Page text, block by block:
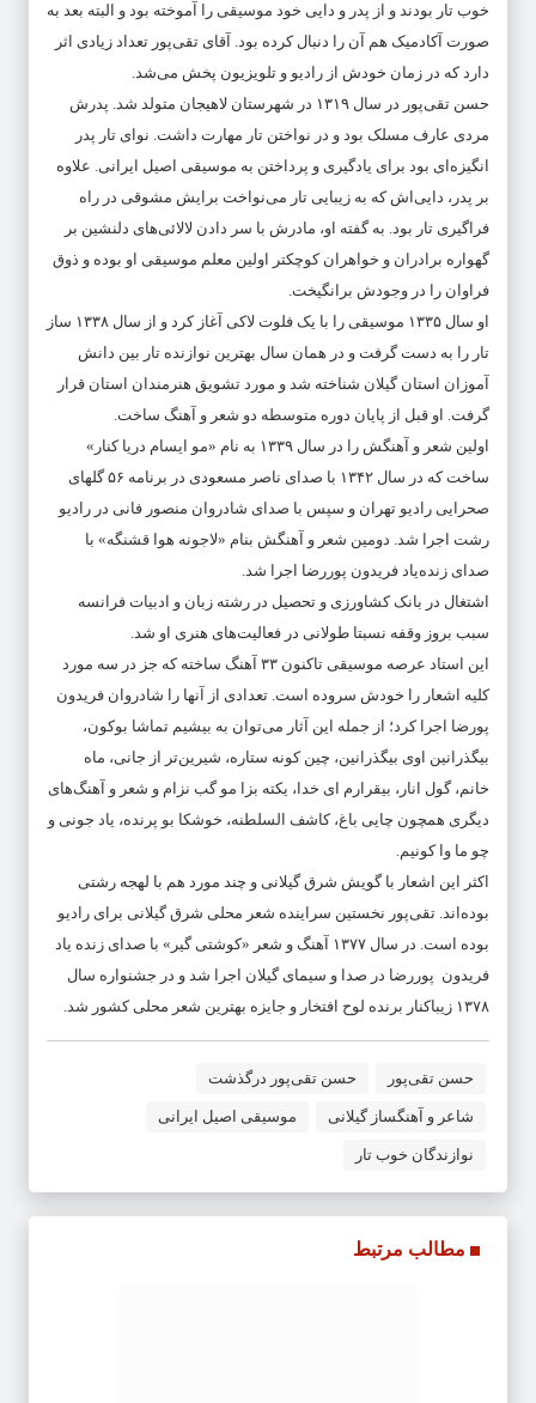
خوب تار بودند و از پدر و دایی خود موسیقی را آموخته بود و البته بعد به
صورت آکادمیک هم آن را دنبال کرده بود. آقای تقی‌پور تعداد زیادی اثر
دارد که در زمان خودش از رادیو و تلویزیون پخش می‌شد.
حسن تقی‌پور در سال ١٣١٩ در شهرستان لاهیجان متولد شد. پدرش
مردی عارف مسلک بود و در نواختن تار مهارت داشت. نوای تار پدر
انگیزه‌ای بود برای یادگیری و پرداختن به موسیقی اصیل ایرانی. علاوه
بر پدر، دایی‌اش که به زیبایی تار می‌نواخت برایش مشوقی در راه
فراگیری تار بود. به گفته او، مادرش با سر دادن لالائی‌های دلنشین بر
گهواره برادران و خواهران کوچکتر اولین معلم موسیقی او بوده و ذوق
فراوان را در وجودش برانگیخت.
او سال ١٣٣۵ موسیقی را با یک فلوت لاکی آغاز کرد و از سال ١٣٣٨ ساز
تار را به دست گرفت و در همان سال بهترین نوازنده تار بین دانش
آموزان استان گیلان شناخته شد و مورد تشویق هنرمندان استان قرار
گرفت. او قبل از پایان دوره متوسطه دو شعر و آهنگ ساخت.
اولین شعر و آهنگش را در سال ١٣٣٩ به نام «مو ایسام دریا کنار»
ساخت که در سال ١٣۴٢ با صدای ناصر مسعودی در برنامه ۵۶ گلهای
صحرایی رادیو تهران و سپس با صدای شادروان منصور فانی در رادیو
رشت اجرا شد. دومین شعر و آهنگش بنام «لاجونه هوا قشنگه» با
صدای زنده‌یاد فریدون پوررضا اجرا شد.
اشتغال در بانک کشاورزی و تحصیل در رشته زبان و ادبیات فرانسه
سبب بروز وقفه نسبتا طولانی در فعالیت‌های هنری او شد.
این استاد عرصه موسیقی تاکنون ٣٣ آهنگ ساخته که جز در سه مورد
کلیه اشعار را خودش سروده است. تعدادی از آنها را شادروان فریدون
پورضا اجرا کرد؛ از جمله این آثار می‌توان به بیشیم تماشا بوکون،
بیگذرانین اوی بیگذرانین، چین کونه ستاره، شیرین‌تر از جانی، ماه
خانم، گول انار، بیقرارم ای خدا، یکته بزا مو گب نزام و شعر و آهنگ‌های
دیگری همچون چایی باغ، کاشف السلطنه، خوشکا بو پرنده، یاد جونی و
چو ما وا کونیم.
اکثر این اشعار با گویش شرق گیلانی و چند مورد هم با لهجه رشتی
بوده‌اند. تقی‌پور نخستین سراینده شعر محلی شرق گیلانی برای رادیو
بوده است. در سال ١٣٧٧ آهنگ و شعر «کوشتی گیر» با صدای زنده یاد
فریدون پوررضا در صدا و سیمای گیلان اجرا شد و در جشنواره سال
١٣٧٨ زیباکنار برنده لوح افتخار و جایزه بهترین شعر محلی کشور شد.
حسن تقی‌پور حسن تقی‌پور درگذشت
شاعر و آهنگساز گیلانی موسیقی اصیل ایرانی
نوازندگان خوب تار
مطالب مرتبط